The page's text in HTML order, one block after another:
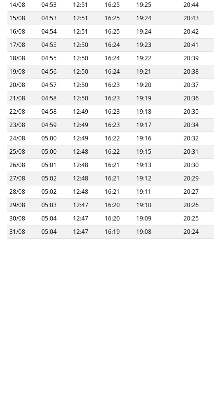
14/08
04:53 12:51 16:25 19:25
20:44
15/08
04:53 12:51 16:25 19:24
20:43
16/08
04:54 12:51 16:25 19:24
20:42
17/08
04:55 12:50 16:24 19:23
20:41
18/08
04:55 12:50 16:24 19:22
20:39
19/08
04:56 12:50 16:24 19:21
20:38
20/08
04:57 12:50 16:23 19:20
20:37
21/08
04:58 12:50 16:23 19:19
20:36
22/08
04:58 12:49 16:23 19:18
20:35
23/08
04:59 12:49 16:23 19:17
20:34
24/08
05:00 12:49 16:22 19:16
20:32
25/08
05:00 12:48 16:22 19:15
20:31
26/08
05:01 12:48 16:21 19:13
20:30
27/08
05:02 12:48 16:21 19:12
20:29
28/08
05:02 12:48 16:21 19:11
20:27
29/08
05:03 12:47 16:20 19:10
20:26
30/08
05:04 12:47 16:20 19:09
20:25
31/08
05:04 12:47 16:19 19:08 20:24